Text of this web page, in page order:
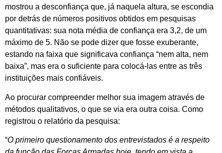
mostrou a desconfiança que, já naquela altura, se escondia
por detrás de números positivos obtidos em pesquisas
quantitativas: sua nota média de confiança era 3,2, de um
máximo de 5. Não se pode dizer que fosse exuberante,
estando na faixa que significava confiança “nem alta, nem
baixa”, mas era o suficiente para colocá-las entre as três
instituições mais confiáveis.
Ao procurar compreender melhor sua imagem através de
métodos qualitativos, o que se via era outra coisa. Como
registrou o relatório da pesquisa:
“O primeiro questionamento dos entrevistados é a respeito